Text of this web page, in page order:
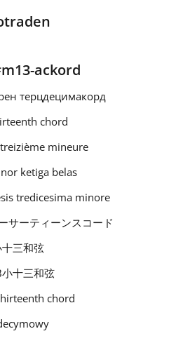
ackord
терцдецимакорд
chord
mineure
ketiga belas
tredicesima minore
サーティーンスコード
三和弦
小十三和弦
chord